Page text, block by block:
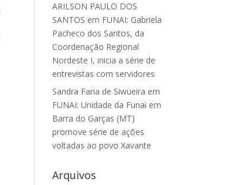
ARILSON PAULO DOS
SANTOS em FUNAI: Gabriela
Pacheco dos Santos, da
Coordenação Regional
Nordeste I, inicia a série de
entrevistas com servidores
Sandra Faria de Siwueira em
FUNAI: Unidade da Funai em
Barra do Garças (MT)
promove série de ações
voltadas ao povo Xavante
Arquivos